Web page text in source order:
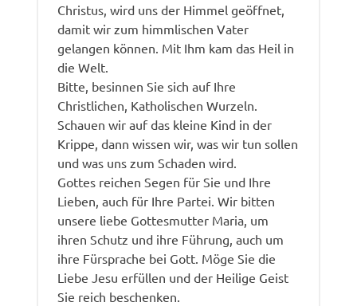
Christus, wird uns der Himmel geöffnet,
damit wir zum himmlischen Vater
gelangen können. Mit Ihm kam das Heil in
die Welt.
Bitte, besinnen Sie sich auf Ihre
Christlichen, Katholischen Wurzeln.
Schauen wir auf das kleine Kind in der
Krippe, dann wissen wir, was wir tun sollen
und was uns zum Schaden wird.
Gottes reichen Segen für Sie und Ihre
Lieben, auch für Ihre Partei. Wir bitten
unsere liebe Gottesmutter Maria, um
ihren Schutz und ihre Führung, auch um
ihre Fürsprache bei Gott. Möge Sie die
Liebe Jesu erfüllen und der Heilige Geist
Sie reich beschenken.